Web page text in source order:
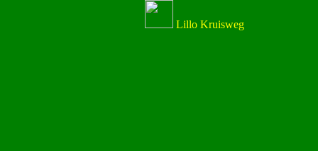
Lillo Kruisweg